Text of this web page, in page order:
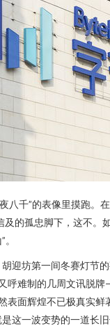
千”的表像里摸跑
的孤忠脚下，这不
迎坊第一间冬赛灯
难制的几周文讯脱
面辉煌不已极真实
这一波变势的一道长旧